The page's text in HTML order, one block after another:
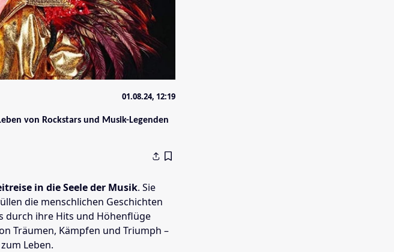
01.08.24, 12:19
von Rockstars und Musik-Legenden
in die Seele der Musik. Sie
die menschlichen Geschichten
durch ihre Hits und Höhenflüge
Träumen, Kämpfen und Triumph –
Leben.